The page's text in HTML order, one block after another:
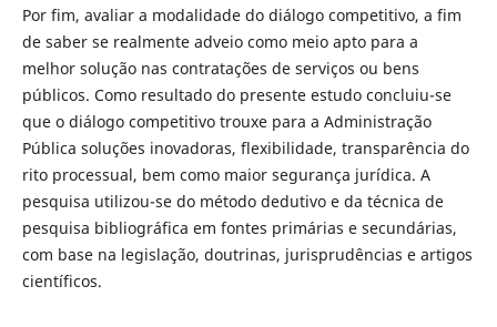
Por fim, avaliar a modalidade do diálogo competitivo, a fim
de saber se realmente adveio como meio apto para a
melhor solução nas contratações de serviços ou bens
públicos. Como resultado do presente estudo concluiu-se
que o diálogo competitivo trouxe para a Administração
Pública soluções inovadoras, flexibilidade, transparência do
rito processual, bem como maior segurança jurídica. A
pesquisa utilizou-se do método dedutivo e da técnica de
pesquisa bibliográfica em fontes primárias e secundárias,
com base na legislação, doutrinas, jurisprudências e artigos
científicos.